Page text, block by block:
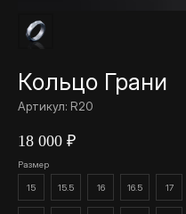
Кольцо Грани
Артикул: R20
18 000 ₽
Размер
15 15.5 16 16.5 17